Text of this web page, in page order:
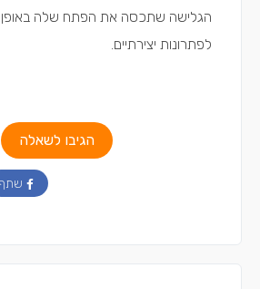
הגלישה שתכסה את הפתח שלה באופן
לפתרונות יצירתיים.
הגיבו לשאלה
שתף